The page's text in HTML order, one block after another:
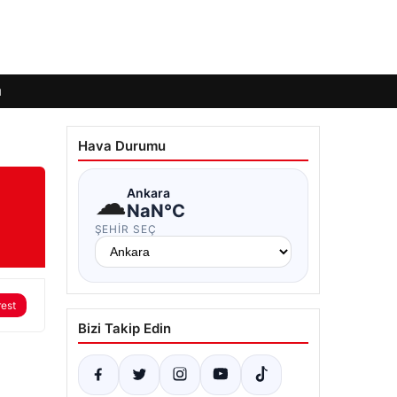
Hava Durumu
☁Ankara
NaN°C
ŞEHIR SEÇ
Bizi Takip Edin